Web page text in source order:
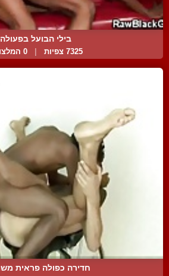
בילי הבועל בפעולה
7325 צפיות 0 המלצות
חדירה כפולה פראית